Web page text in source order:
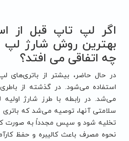
اگر لپ تاپ قبل از
بهترین روش شارژ لپ
چه اتفاقی می افتد؟
در حال حاضر، بیشتر از باتری‌های
استفاده می‌‌شود. در گذشته از
می‌شد. در رابطه با طرز شارژ
سلامتی آنها، توصیه می‌شد که باتری
تخلیه شود و سپس مجدداً به صورت
نحوه مصرف باعث کالیبره و حفظ